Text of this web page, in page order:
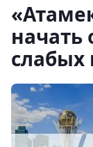
начать
слабых